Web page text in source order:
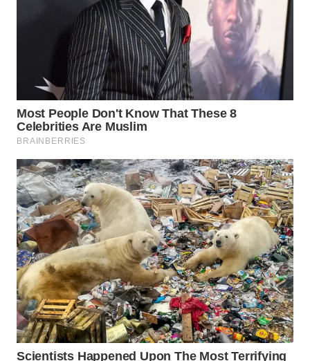
BINTAN
WN
MANDALIKA
WN
LIKUPANG
WN
LABUANBAJO
WN
BORNEO
Wahana
Media
Group